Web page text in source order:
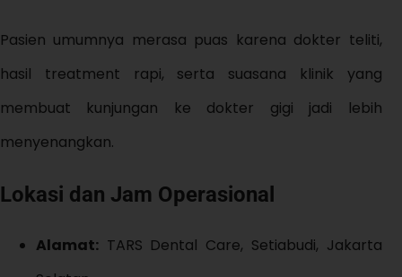
Pasien umumnya merasa puas karena dokter teliti,
hasil treatment rapi, serta suasana klinik yang
membuat kunjungan ke dokter gigi jadi lebih
menyenangkan.
Lokasi dan Jam Operasional
Alamat: TARS Dental Care, Setiabudi, Jakarta